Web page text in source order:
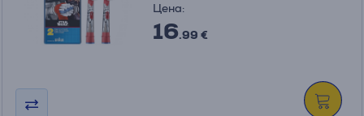
Цена:
16.99 €